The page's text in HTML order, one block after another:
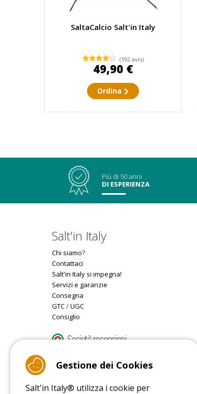
SaltaCalcio Salt'in Italy
(192 avis)
49,90 €
Ordina
Più di 50 anni
DI ESPERIENZA
Salt'in Italy
Chi siamo?
Contattaci
Salt'in Italy si impegna!
Servizi e garanzie
Consegna
GTC/UGC
Consiglio
9.4 /10 (22077 reviews)
Read customer reviews
Gestione dei Cookies
Salt'in Italy® utilizza i cookie per